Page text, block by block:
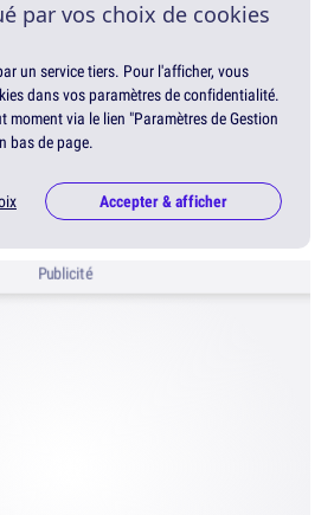
par vos choix de cookies
un service tiers. Pour l'afficher, vous
dans vos paramètres de confidentialité.
moment via le lien "Paramètres de Gestion
bas de page.
Accepter & afficher
Publicité